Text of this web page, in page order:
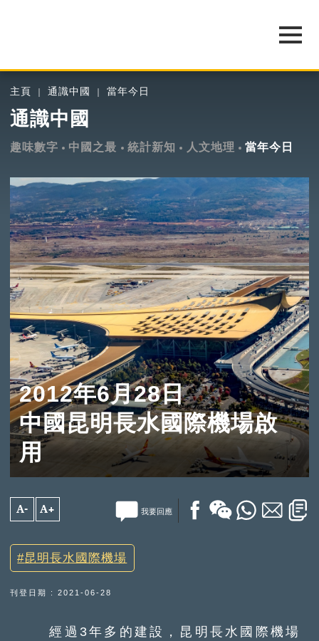
主頁 通識中國 當年今日
通識中國
趣味數字 中國之最 統計新知 人文地理 當年今日
2012年6月28日
中國昆明長水國際機場啟
用
A- A+ 我要回應
昆明長水國際機場
刊登日期 : 2021-06-28
經過3年多的建設，昆明長水國際機場